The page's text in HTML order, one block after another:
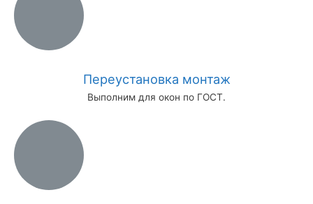
Переустановка монтаж
Выполним для окон по ГОСТ.